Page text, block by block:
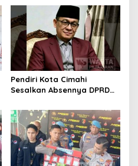
Legitimasi Parpol
Pendiri Kota Cimahi
Sesalkan Absennya DPRD
Rebranding RSUD Cibabat